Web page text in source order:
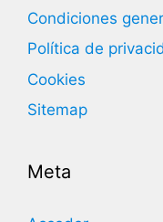
Condiciones
Política de
Cookies
Sitemap
Meta